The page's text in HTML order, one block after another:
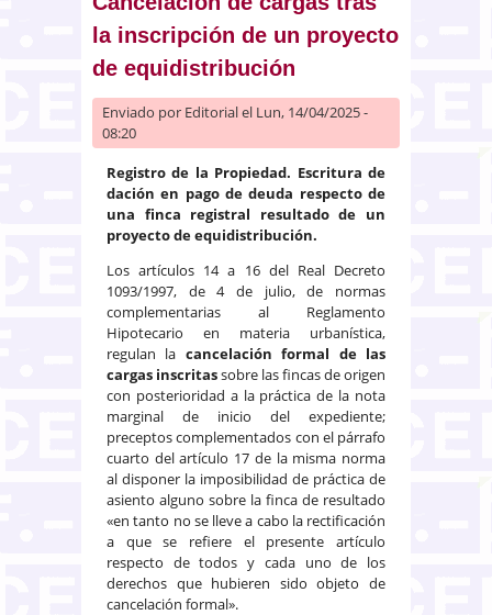
la inscripción de un proyecto
de equidistribución
Enviado por Editorialel Lun, 14/04/2025 -
08:20
Registro de la Propiedad. Escritura de
dación en pago de deuda respecto de
una finca registral resultado de un
proyecto de equidistribución.
Los artículos 14 a 16 del Real Decreto
1093/1997, de 4 de julio, de normas
complementarias al Reglamento
Hipotecario en materia urbanística,
regulan la cancelación formal de las
cargas inscritassobre las fincas de origen
con posterioridad a la práctica de la nota
marginal de inicio del expediente;
preceptos complementados con el párrafo
cuarto del artículo 17 de la misma norma
al disponer la imposibilidad de práctica de
asiento alguno sobre la finca de resultado
«en tanto no se lleve a cabo la rectificación
a que se refiere el presente artículo
respecto de todos y cada uno de los
derechos que hubieren sido objeto de
cancelación formal».